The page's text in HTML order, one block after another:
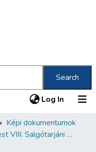
Search
Log In (current)
Képi dokumentumok
Budapest VIII. Salgótarjáni úti Neológ Zsidó Temető